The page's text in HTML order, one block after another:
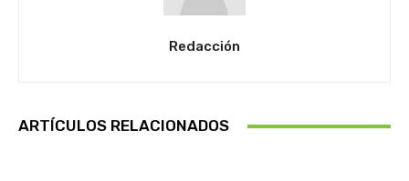
Redacción
ARTÍCULOS RELACIONADOS